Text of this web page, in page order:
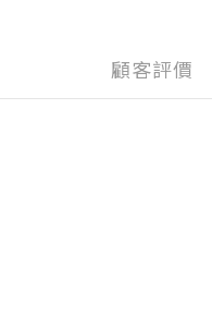
顧客評價